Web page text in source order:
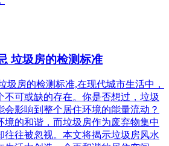
垃圾房的检测标准
圾房的检测标准,在现代城市生活中，
不可或缺的存在。你是否想过，垃圾
会影响到整个居住环境的能量流动？
境的和谐，而垃圾房作为废弃物集中
往往被忽视。本文将揭示垃圾房风水